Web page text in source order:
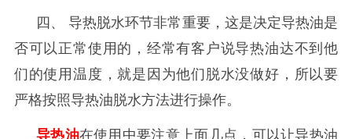
四、导热脱水环节非常重要，这是决定导热油是
否可以正常使用的，经常有客户说导热油达不到他
们的使用温度，就是因为他们脱水没做好，所以要
严格按照导热油脱水方法进行操作。
导热油在使用中要注意上面几点，可以让导热油